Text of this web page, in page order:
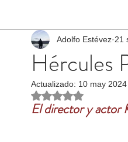
Contraterrorismo Noticias
Lo más leído Tecnología
Hércules
Adolfo Estévez 21
Actualizado: 10 may 2024
Obtuvo NaN de 5
El director y actor